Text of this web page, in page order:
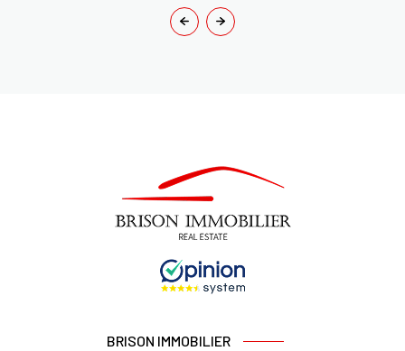
BRISON IMMOBILIER